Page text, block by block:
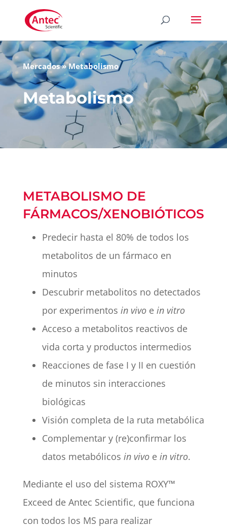
Mercados»Metabolismo
Metabolismo
METABOLISMO DE
FÁRMACOS/XENOBIÓTICOS
Predecir hasta el 80% de todos los
metabolitos de un fármaco en
minutos
Descubrir metabolitos no detectados
por experimentos in vivoe in vitro
Acceso a metabolitos reactivos de
vida corta y productos intermedios
Reacciones de fase I y II en cuestión
de minutos sin interacciones
biológicas
Visión completa de la ruta metabólica
Complementar y (re)confirmar los
datos metabólicos in vivoe in vitro.
Mediante el uso del sistema ROXY™
Exceed de Antec Scientific, que funciona
con todos los MS para realizar